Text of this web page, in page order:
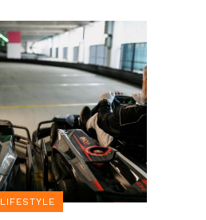
LIFESTYLE